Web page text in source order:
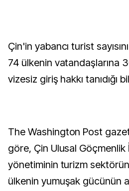
Çin'in yabancı turist sayısını artırmak amacıyla
74 ülkenin vatandaşlarına
vizesiz giriş hakkı tanıdığı
The Washington Post
göre, Çin Ulusal Göçmenlik
yönetiminin turizm
ülkenin yumuşak gücünün